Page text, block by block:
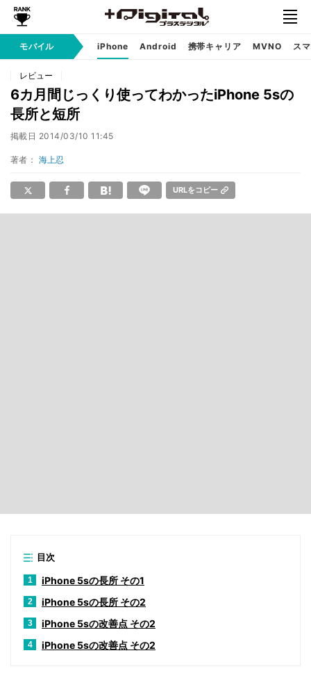
モバイル iPhone Android 携帯キャリア MVNO ス
レビュー
6カ月間じっくり使ってわかったiPhone 5sの
長所と短所
掲載日 2014/03/10 11:45
著者： 海上忍
URLをコピー
目次
1 iPhone 5sの長所 その1
2 iPhone 5sの長所 その2
3 iPhone 5sの改善点 その2
4 iPhone 5sの改善点 その2